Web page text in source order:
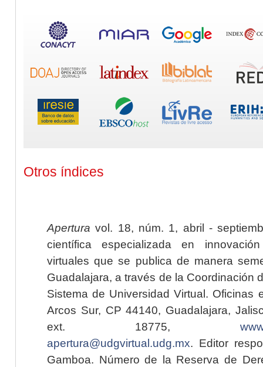
Otros índices
Apertura vol. 18, núm. 1, abril -
científica especializada en
virtuales que se publica de manera
Guadalajara, a través de la Coordinación
Sistema de Universidad Virtual. Oficinas
Arcos Sur, CP 44140, Guadalajara,
ext. 18775,
apertura@udgvirtual.udg.mx. Editor
Gamboa. Número de la Reserva de